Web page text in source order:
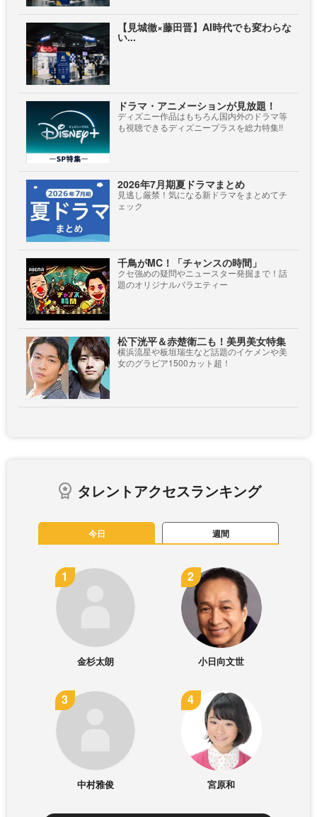
【見城徹×藤田晋】AI時代でも変わらな
い...
ドラマ・アニメーションが見放題！
ディズニー作品はもちろん国内外のドラマ等
も視聴できるディズニープラスを総力特集!!
2026年7月期夏ドラマまとめ
見逃し厳禁！気になる新ドラマをまとめてチ
ェック
千鳥がMC！「チャンスの時間」
クセ強めの疑問やニュースター発掘まで！話
題のオリジナルバラエティー
松下洸平＆赤楚衛二も！美男美女特集
横浜流星や板垣瑞生など話題のイケメンや美
女のグラビア1500カット超！
タレントアクセスランキング
今日 週間
金杉太朗 小日向文世
中村雅俊 宮原和